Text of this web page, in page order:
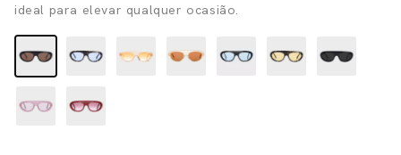
ideal para elevar qualquer ocasião.